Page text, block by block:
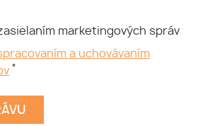
marketingových správ
a uchovávaním
*